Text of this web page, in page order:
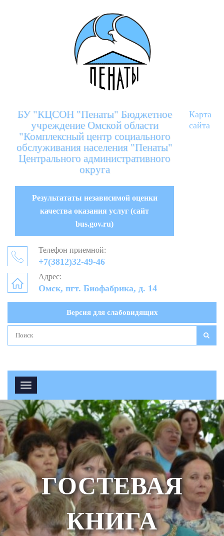
БУ "КЦСОН "Пенаты" Бюджетное
учреждение Омской области
"Комплексный центр социального
обслуживания населения "Пенаты"
Центрального административного
округа
Результататы независимой оценки
качества оказания услуг (сайт
bus.gov.ru)
Карта
сайта
Телефон приемной:
+7(3812)32-49-46
Адрес:
Омск, пгт. Биофабрика, д. 14
Версия для слабовидящих
ГОСТЕВАЯ
КНИГА